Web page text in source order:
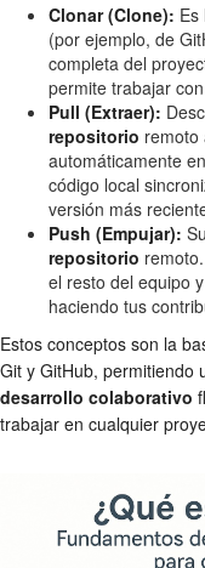
Clonar (Clone): Es
(por ejemplo, de
completa del
permite trabajar
Pull (Extraer):
repositorio remoto
automáticamente
código local
versión más
Push (Empujar):
repositorio
el resto del equipo
haciendo tus
Estos conceptos son la
Git y GitHub, permitiendo
desarrollo colaborativo
trabajar en cualquier